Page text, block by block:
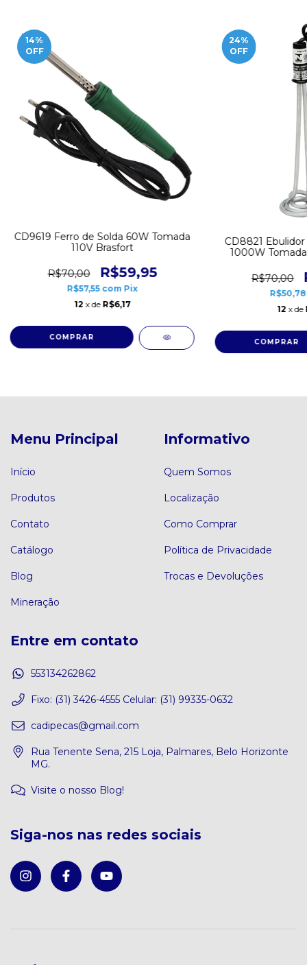
14%
OFF
CD9619 Ferro de Solda 60W Tomada
110V Brasfort
R$70,00 R$59,95
R$57,55 com Pix
12 x de R$6,17
24%
OFF
CD8821
1000W
R$70,00
12 x de
Menu Principal
Início
Produtos
Contato
Catálogo
Blog
Mineração
Informativo
Quem Somos
Localização
Como Comprar
Política de Privacidade
Trocas e Devoluções
Entre em contato
553134262862
Fixo: (31) 3426-4555 Celular: (31) 99335-0632
cadipecas@gmail.com
Rua Tenente Sena, 215 Loja, Palmares, Belo Horizonte
MG.
Visite o nosso Blog!
Siga-nos nas redes sociais